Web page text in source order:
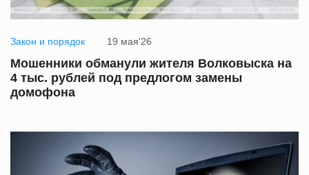
Закон и порядок 19 мая'26
Мошенники обманули жителя Волковыска на
4 тыс. рублей под предлогом замены
домофона